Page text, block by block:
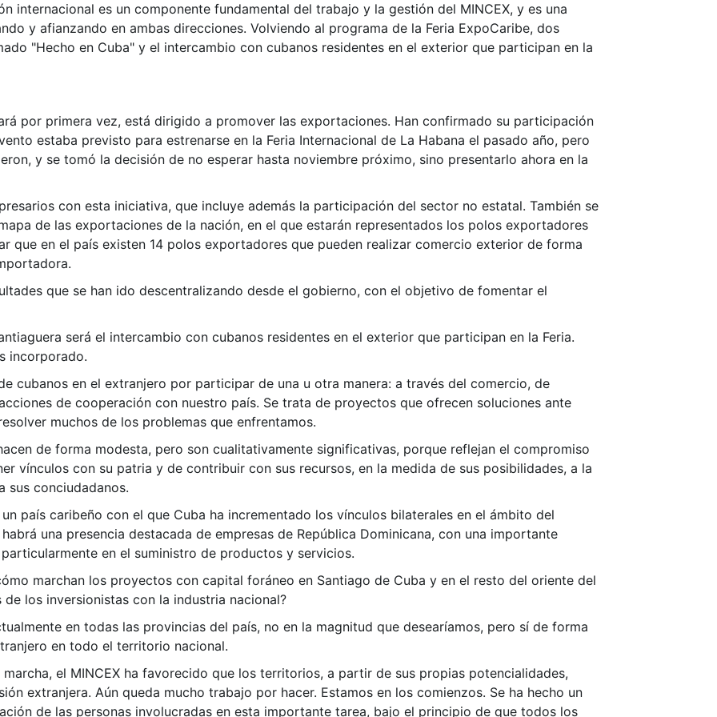
internacional es un componente fundamental del trabajo y la gestión del MINCEX, y es una
y afianzando en ambas direcciones. Volviendo al programa de la Feria ExpoCaribe, dos
"Hecho en Cuba" y el intercambio con cubanos residentes en el exterior que participan en la
por primera vez, está dirigido a promover las exportaciones. Han confirmado su participación
estaba previsto para estrenarse en la Feria Internacional de La Habana el pasado año, pero
y se tomó la decisión de no esperar hasta noviembre próximo, sino presentarlo ahora en la
con esta iniciativa, que incluye además la participación del sector no estatal. También se
de las exportaciones de la nación, en el que estarán representados los polos exportadores
que en el país existen 14 polos exportadores que pueden realizar comercio exterior de forma
que se han ido descentralizando desde el gobierno, con el objetivo de fomentar el
será el intercambio con cubanos residentes en el exterior que participan en la Feria.
incorporado.
cubanos en el extranjero por participar de una u otra manera: a través del comercio, de
de cooperación con nuestro país. Se trata de proyectos que ofrecen soluciones ante
muchos de los problemas que enfrentamos.
de forma modesta, pero son cualitativamente significativas, porque reflejan el compromiso
vínculos con su patria y de contribuir con sus recursos, en la medida de sus posibilidades, a la
sus conciudadanos.
país caribeño con el que Cuba ha incrementado los vínculos bilaterales en el ámbito del
una presencia destacada de empresas de República Dominicana, con una importante
en el suministro de productos y servicios.
marchan los proyectos con capital foráneo en Santiago de Cuba y en el resto del oriente del
los inversionistas con la industria nacional?
en todas las provincias del país, no en la magnitud que desearíamos, pero sí de forma
en todo el territorio nacional.
el MINCEX ha favorecido que los territorios, a partir de sus propias potencialidades,
extranjera. Aún queda mucho trabajo por hacer. Estamos en los comienzos. Se ha hecho un
de las personas involucradas en esta importante tarea, bajo el principio de que todos los